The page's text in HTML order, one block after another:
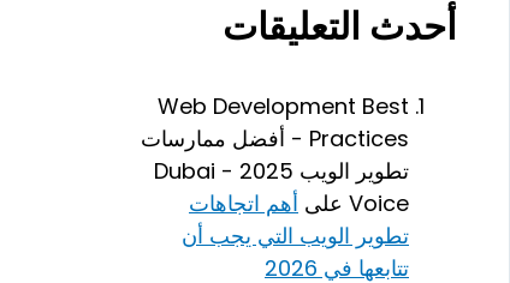
أحدث التعليقات
Web Development Best
Practices - أفضل ممارسات
تطوير الويب 2025 - Dubai
Voice على أهم اتجاهات
تطوير الويب التي يجب أن
تتابعها في 2026